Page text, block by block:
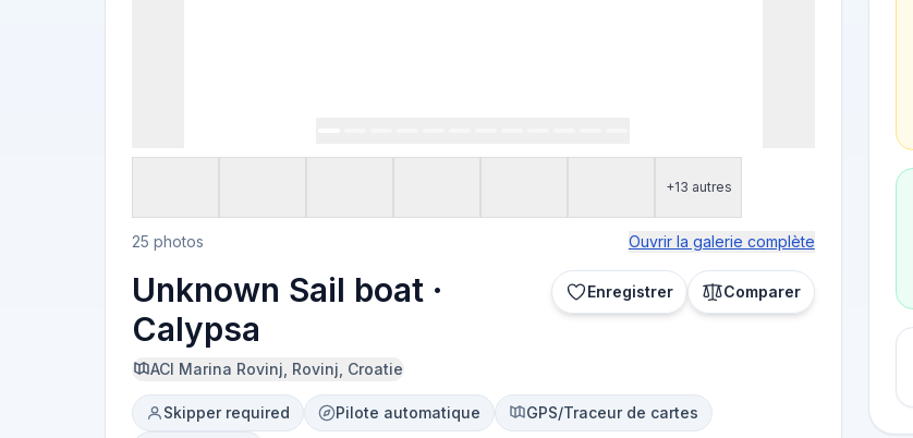
+13 autres
25 photos Ouvrir la galerie complète
Unknown Sail boat ·
Calypsa
Enregistrer Comparer
ACI Marina Rovinj, Rovinj, Croatie
Skipper required Pilote automatique
GPS/Traceur de cartes